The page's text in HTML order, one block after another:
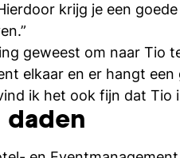
krijg je een
geweest om naar Tio
elkaar en er hangt
ik het ook fijn dat Tio
daden